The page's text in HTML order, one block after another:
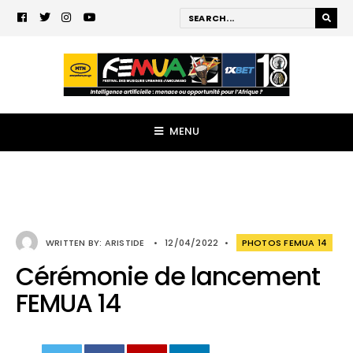
MENU
WRITTEN BY: ARISTIDE • 12/04/2022 • PHOTOS FEMUA 14
Cérémonie de lancement
FEMUA 14